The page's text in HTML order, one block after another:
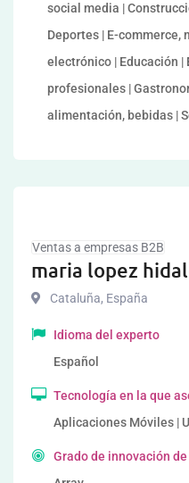
social media |
Deportes | E-commerce,
electrónico | Educación |
profesionales |
alimentación, bebidas |
Ventas a empresas B2B
maria lopez
Cataluña, España
Idioma del experto
Español
Tecnología en la que
Aplicaciones Móviles |
Grado de innovación